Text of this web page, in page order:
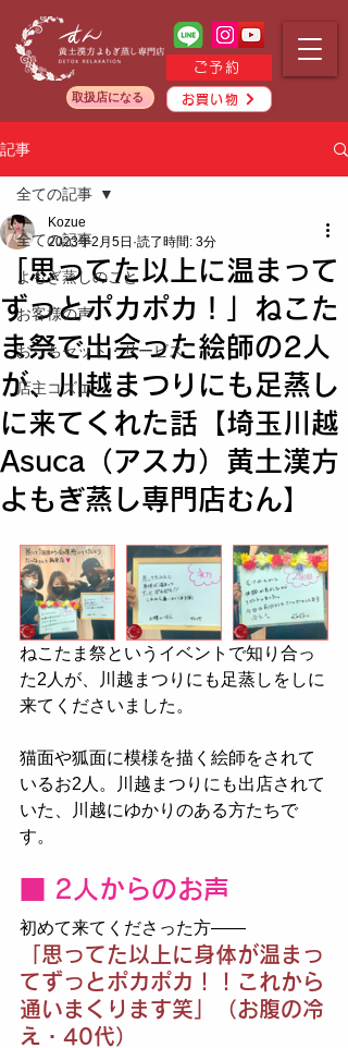
ご予約
お買い物
取扱店になる
記事
全ての記事
よもぎ蒸しのこと
お客様の声
おうちセット・サービス
店主コズエ
全ての記事
「思ってた以上に温まって
ずっとポカポカ！」ねこた
ま祭で出会った絵師の2人
が、川越まつりにも足蒸し
に来てくれた話【埼玉川越
Asuca（アスカ）黄土漢方
よもぎ蒸し専門店むん】
Kozue
2023年2月5日 読了時間: 3分
ねこたま祭というイベントで知り合っ
た2人が、川越まつりにも足蒸しをしに
来てくださいました。
猫面や狐面に模様を描く絵師をされて
いるお2人。川越まつりにも出店されて
いた、川越にゆかりのある方たちで
す。
■ 2人からのお声
初めて来てくださった方——
「思ってた以上に身体が温まっ
てずっとポカポカ！！これから
通いまくります笑」（お腹の冷
え・40代）